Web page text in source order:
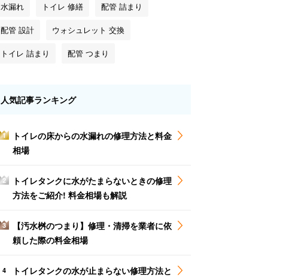
水漏れ トイレ 修繕 配管 詰まり
配管 設計 ウォシュレット 交換
トイレ 詰まり 配管 つまり
人気記事ランキング
1
トイレの床からの水漏れの修理方法と料金
相場
2
トイレタンクに水がたまらないときの修理
方法をご紹介! 料金相場も解説
3
【汚水桝のつまり】修理・清掃を業者に依
頼した際の料金相場
4
トイレタンクの水が止まらない修理方法と